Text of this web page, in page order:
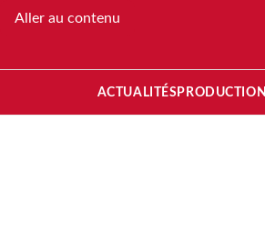
Aller au contenu
ACTUALITÉS PRODUCTION